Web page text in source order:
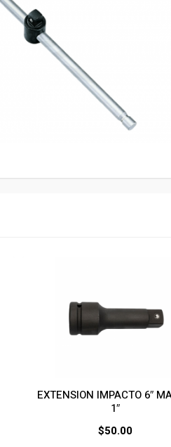
EXTENSION IMPACTO 6″
1″
$50.00